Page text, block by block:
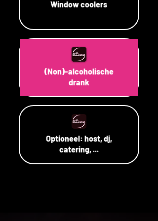
Window coolers
(Non)-alcoholische
drank
Optioneel: host, dj,
catering, ...